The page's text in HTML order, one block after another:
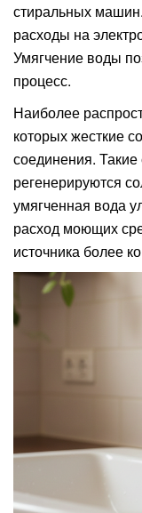
стиральных
расходы на
Умягчение воды
процесс.
Наиболее
которых жесткие
соединения.
регенерируются
умягченная вода
расход моющих
источника более